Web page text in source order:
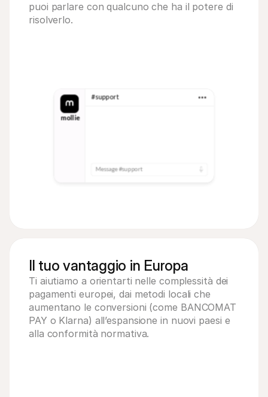
puoi parlare con qualcuno che ha il potere di
risolverlo.
Message #support
mollie
#support
Il tuo vantaggio in Europa
Ti aiutiamo a orientarti nelle complessità dei
pagamenti europei, dai metodi locali che
aumentano le conversioni (come BANCOMAT
PAY o Klarna) all’espansione in nuovi paesi e
alla conformità normativa.